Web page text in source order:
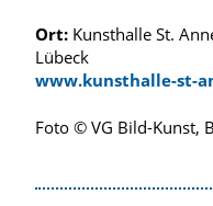
Ort: Kunsthalle St.
Lübeck
www.kunsthalle-st-
Foto © VG Bild-Kunst,